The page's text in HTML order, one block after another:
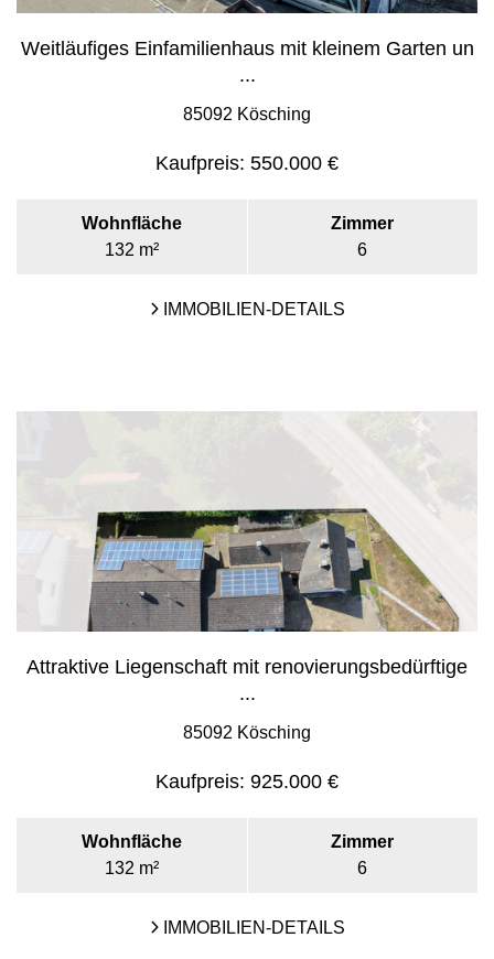
Weitläufiges Einfamilienhaus mit kleinem Garten un
...
85092 Kösching
Kaufpreis: 550.000 €
Wohnfläche
132 m²
Zimmer
6
IMMOBILIEN-DETAILS
Attraktive Liegenschaft mit renovierungsbedürftige
...
85092 Kösching
Kaufpreis: 925.000 €
Wohnfläche
132 m²
Zimmer
6
IMMOBILIEN-DETAILS